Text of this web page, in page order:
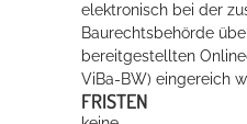
elektronisch bei der
Baurechtsbehörde
bereitgestellten
ViBa-BW) eingereich
FRISTEN